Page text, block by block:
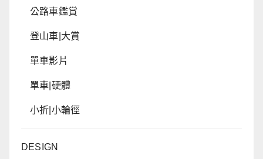
公路車鑑賞
登山車|大賞
單車影片
單車|硬體
小折|小輪徑
DESIGN